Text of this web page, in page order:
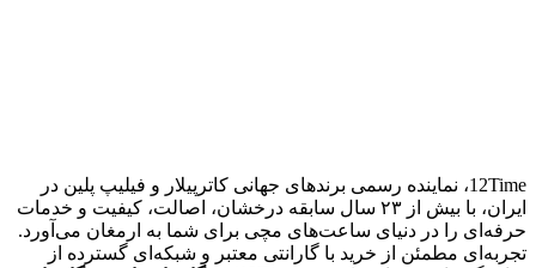
12Time، نماینده رسمی برندهای جهانی کاترپیلار و فیلیپ پلین در
ایران، با بیش از ۲۳ سال سابقه درخشان، اصالت، کیفیت و خدمات
حرفه‌ای را در دنیای ساعت‌های مچی برای شما به ارمغان می‌آورد.
تجربه‌ای مطمئن از خرید با گارانتی معتبر و شبکه‌ای گسترده از